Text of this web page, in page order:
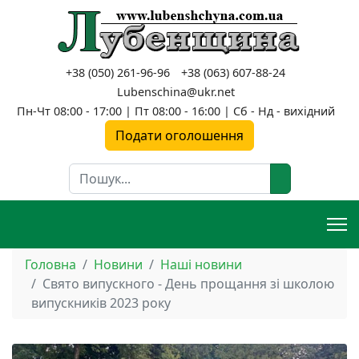
+38 (050) 261-96-96
+38 (063) 607-88-24
Lubenschina@ukr.net
Пн-Чт 08:00 - 17:00 | Пт 08:00 - 16:00 | Сб - Нд - вихідний
Подати оголошення
Пошук
Головна Новини
Наші новини
Свято випускного - День прощання зі школою
випускників 2023 року